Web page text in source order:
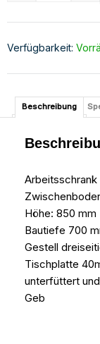
Verfügbarkeit:
Beschreibung
Arbeitsschrank
Höhe: 850 mm
Bautiefe 700
Gestell
Tischplatte
unterfüttert
Geb